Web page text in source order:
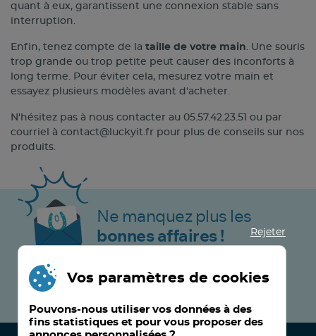
quant à eux, garantissent une connexion stable sans
interruption.
Enfin, tenez compte de la taille de votre main . Une souris
trop grande ou trop petite peut causer des inconforts à
long terme. Pour éviter cela, mesurez votre main et
essayez plusieurs modèles avant d'acheter.
N'hésitez pas à nous contacter au 05.57.42.23.51 ou par
courriel à contact@luckyit.fr pour plus de conseils sur nos
produits.
Ne manquez plus les
bonnes affaires !
JE M’INSCRIS MAINTENANT !
Rejeter
Vos paramètres de cookies
Pouvons-nous utiliser vos données à des
fins statistiques et pour vous proposer des